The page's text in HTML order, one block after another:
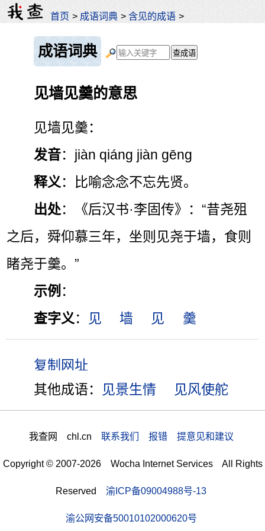
首页 > 成语词典 >含见的成语 >
成语词典
见墙见羹的意思
见墙见羹：
发音：jiàn qiáng jiàn gēng
释义 ：比喻念念不忘先贤。
出处：《后汉书·李固传》：“昔尧殂
之后，舜仰慕三年，坐则见尧于墙，食则
睹尧于羹。”
示例 ：
查字义 ： 见 墙 见 羹
其他成语： 见景生情 见风使舵
我查网 chl.cn 联系我们 报错 提意见和建议
Copyright © 2007-2026 Wocha Internet Services All Rights
Reserved 渝ICP备09004988号-13
渝公网安备50010102000620号